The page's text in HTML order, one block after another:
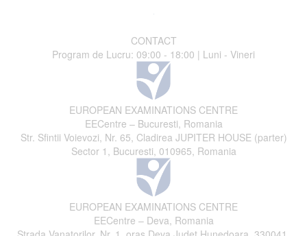
CONTACT
Program de Lucru: 09:00 - 18:00 | Luni - Vineri
EUROPEAN EXAMINATIONS CENTRE
EECentre – Bucuresti, Romania
Str. Sfintii Voievozi, Nr. 65, Cladirea JUPITER HOUSE (parter)
Sector 1, Bucuresti, 010965, Romania
EUROPEAN EXAMINATIONS CENTRE
EECentre – Deva, Romania